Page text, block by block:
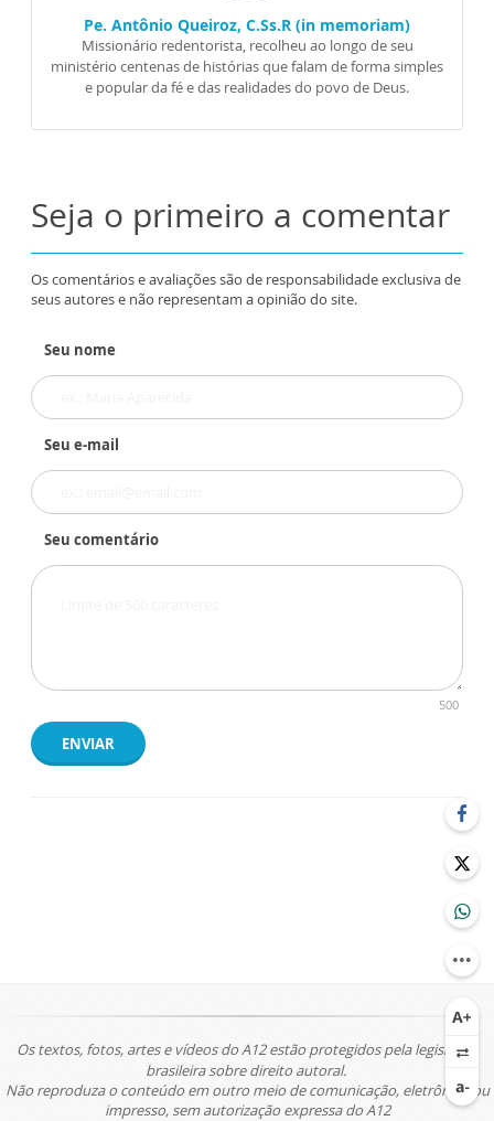
Pe. Antônio Queiroz, C.Ss.R (in memoriam)
Missionário redentorista, recolheu ao longo de seu
ministério centenas de histórias que falam de forma simples
e popular da fé e das realidades do povo de Deus.
Seja o primeiro a comentar
Os comentários e avaliações são de responsabilidade exclusiva de
seus autores e não representam a opinião do site.
Seu nome
Seu e-mail
Seu comentário
500
ENVIAR
Os textos, fotos, artes e vídeos do A12 estão protegidos pela legislação
brasileira sobre direito autoral.
Não reproduza o conteúdo em outro meio de comunicação, eletrônico ou
impresso, sem autorização expressa do A12